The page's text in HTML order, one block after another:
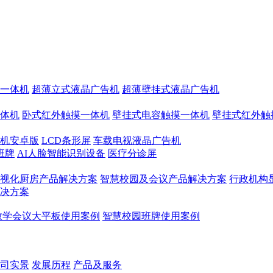
体机 超薄立式液晶广告机 超薄壁挂式液晶广告机
机 卧式红外触摸一体机 壁挂式电容触摸一体机 壁挂式红外触
安卓版 LCD条形屏 车载电视液晶广告机
牌 AI人脸智能识别设备 医疗分诊屏
化厨房产品解决方案 智慧校园及会议产品解决方案 行政机构
方案
学会议大平板使用案例 智慧校园班牌使用案例
实景 发展历程 产品及服务